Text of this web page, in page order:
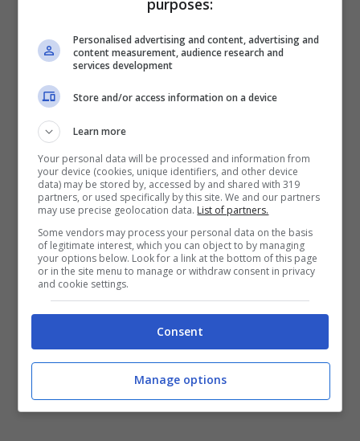
18 marzo, come raccontato
ComingSoon
, ed i due hanno un acceso
faccia a faccia. Tale scontro poi continuerà
anche il 19 marzo, con
restano di sasso quando scopriranno che il
tanto agognato prestito non arriverà.
UPAS anticipazioni, faccia a faccia tra padre e figlio
Personalised advertising and content, advertising and
content measurement, audience research and
services development
Store and/or access information on a device
Learn more
Your personal data will be processed and information from
your device (cookies, unique identifiers, and other device
data) may be stored by, accessed by and shared with 319
partners, or used specifically by this site. We and our partners
may use precise geolocation data. List of partners.
Some vendors may process your personal data on the basis
of legitimate interest, which you can object to by managing
your options below. Look for a link at the bottom of this page
or in the site menu to manage or withdraw consent in privacy
and cookie settings.
Consent
Manage options